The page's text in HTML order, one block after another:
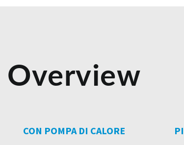
Overview
CON POMPA DI CALORE